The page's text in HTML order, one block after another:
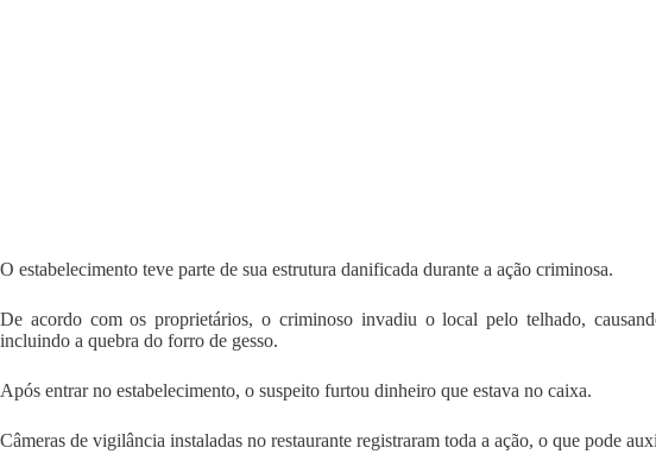
O estabelecimento teve parte de sua estrutura danificada durante a ação criminosa.
De acordo com os proprietários, o criminoso invadiu o local pelo telhado,
incluindo a quebra do forro de gesso.
Após entrar no estabelecimento, o suspeito furtou dinheiro que estava no caixa.
Câmeras de vigilância instaladas no restaurante registraram toda a ação, o que pode